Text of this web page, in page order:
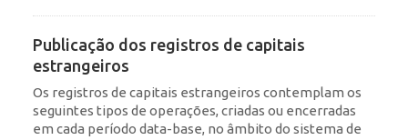
Publicação dos registros de capitais
estrangeiros
Os registros de capitais estrangeiros contemplam os
seguintes tipos de operações, criadas ou encerradas
em cada período data-base, no âmbito do sistema de